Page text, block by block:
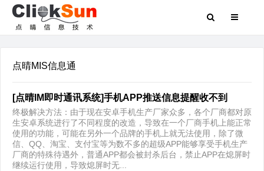
点晴MIS信息通
[点晴IM即时通讯系统]手机APP推送信息提醒收不到
终极解决方法：由于现在安卓手机生产厂家众多，各个厂商都对原
生安卓系统进行了不同程度的改造，导致在一个厂商手机上能正常
使用的功能，可能在另外一个品牌的手机上就无法使用，除了微
信、QQ、淘宝、支付宝等为数不多的超级APP能够享受手机生产
厂商的特殊待遇外，普通APP都会被封杀后台，禁止APP在熄屏时
继续运行使用，导致熄屏时无...